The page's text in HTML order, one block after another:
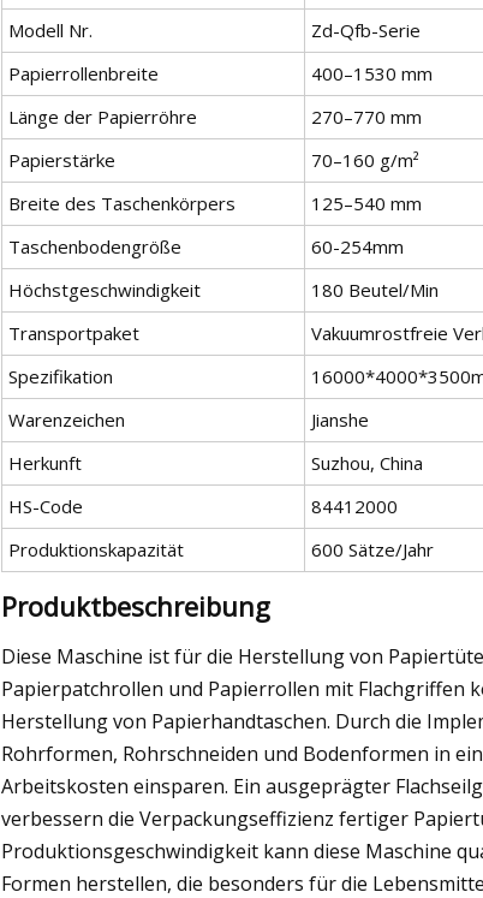
Modell Nr.
Zd-Qfb-Serie
Papierrollenbreite
400–1530 mm
Länge der Papierröhre
270–770 mm
Papierstärke
70–160 g/m²
Breite des Taschenkörpers
125–540 mm
Taschenbodengröße
60-254mm
Höchstgeschwindigkeit
180 Beutel/Min
Transportpaket
Vakuumrostfreie
Spezifikation
Warenzeichen
Jianshe
Herkunft
Suzhou, China
HS-Code
84412000
Produktionskapazität
600 Sätze/Jahr
Produktbeschreibung
Diese Maschine ist für die Herstellung von
Papierpatchrollen und Papierrollen mit Flachgriffen
Herstellung von Papierhandtaschen. Durch die
Rohrformen, Rohrschneiden und Bodenformen in
Arbeitskosten einsparen. Ein ausgeprägter
verbessern die Verpackungseffizienz fertiger
Produktionsgeschwindigkeit kann diese Maschine
Formen herstellen, die besonders für die